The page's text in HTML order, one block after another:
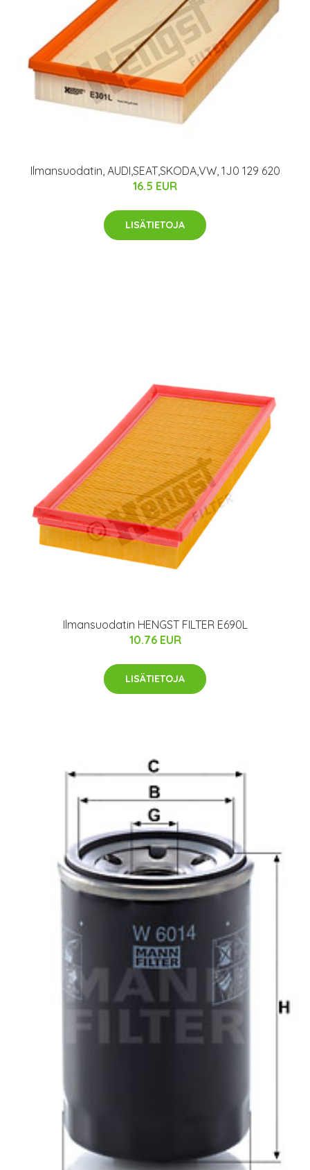
Ilmansuodatin, AUDI,SEAT,SKODA,VW, 1J0 129 620
16.5 EUR
LISÄTIETOJA
Ilmansuodatin HENGST FILTER E690L
10.76 EUR
LISÄTIETOJA